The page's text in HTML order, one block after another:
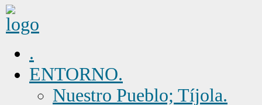
.
ENTORNO.
Nuestro Pueblo; Tíjola.